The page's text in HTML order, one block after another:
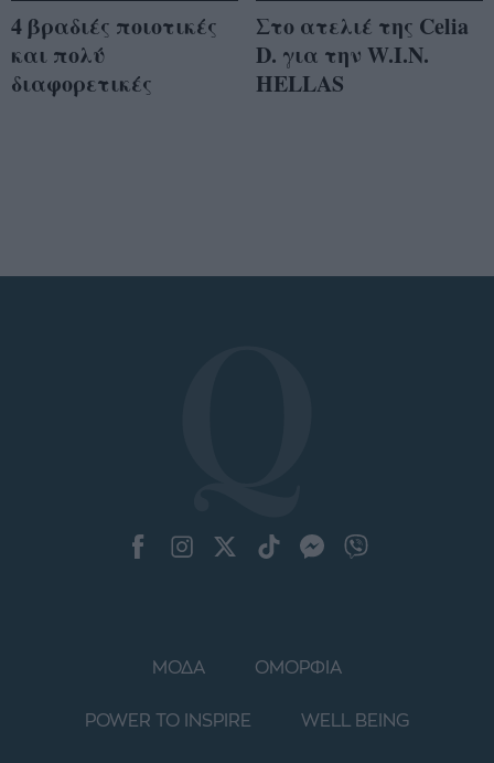
4 βραδιές ποιοτικές
και πολύ
διαφορετικές
Στο ατελιέ της Celia
D. για την W.I.N.
HELLAS
ΜΟΔΑ ΟΜΟΡΦΙΑ
POWER TO INSPIRE WELL BEING